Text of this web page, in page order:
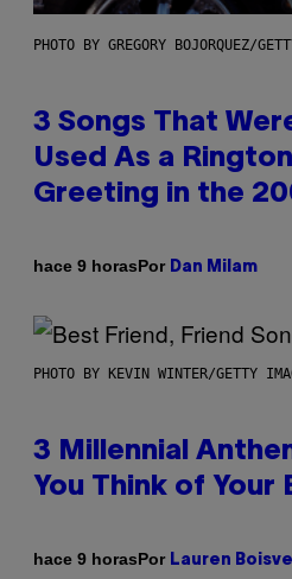
PHOTO BY GREGORY BOJORQUEZ/
3 Songs That
Used As a
Greeting in the
hace 9 horasPor Dan Milam
PHOTO BY KEVIN WINTER/GETTY
3 Millennial
You Think of Your
hace 9 horasPor Lauren